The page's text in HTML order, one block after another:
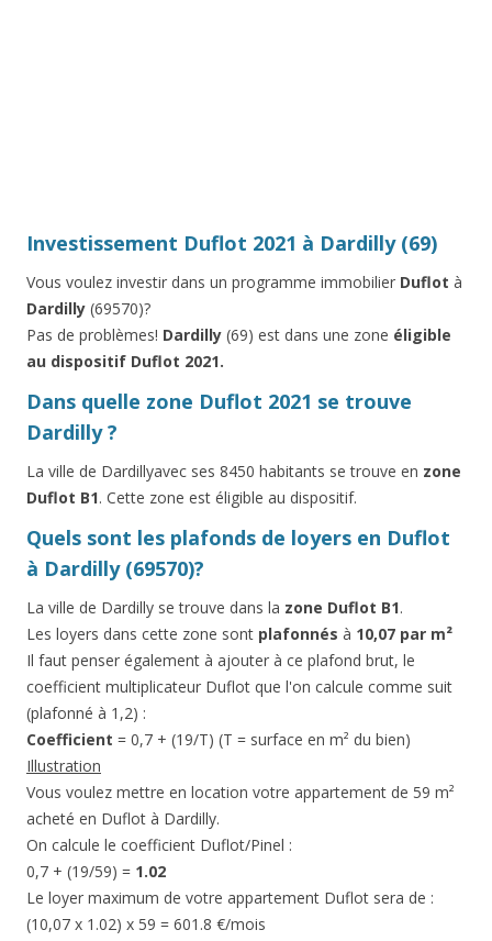
Investissement Duflot 2021 à Dardilly (69)
Vous voulez investir dans un programme immobilier Duflot à
Dardilly (69570)?
Pas de problèmes! Dardilly (69) est dans une zone éligible
au dispositif Duflot 2021.
Dans quelle zone Duflot 2021 se trouve
Dardilly ?
La ville de Dardillyavec ses 8450 habitants se trouve en zone
Duflot B1. Cette zone est éligible au dispositif.
Quels sont les plafonds de loyers en Duflot
à Dardilly (69570)?
La ville de Dardilly se trouve dans la zone Duflot B1.
Les loyers dans cette zone sont plafonnés à 10,07 par m²
Il faut penser également à ajouter à ce plafond brut, le
coefficient multiplicateur Duflot que l'on calcule comme suit
(plafonné à 1,2) :
Coefficient = 0,7 + (19/T) (T = surface en m² du bien)
Illustration
Vous voulez mettre en location votre appartement de 59 m²
acheté en Duflot à Dardilly.
On calcule le coefficient Duflot/Pinel :
0,7 + (19/59) = 1.02
Le loyer maximum de votre appartement Duflot sera de :
(10,07 x 1.02) x 59 = 601.8 €/mois